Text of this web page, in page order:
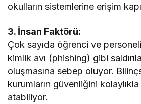
okulların sistemlerine erişim
3. İnsan Faktörü:
Çok sayıda öğrenci ve
kimlik avı (phishing) gibi
oluşmasına sebep oluyor.
kurumların güvenliğini
atabiliyor.